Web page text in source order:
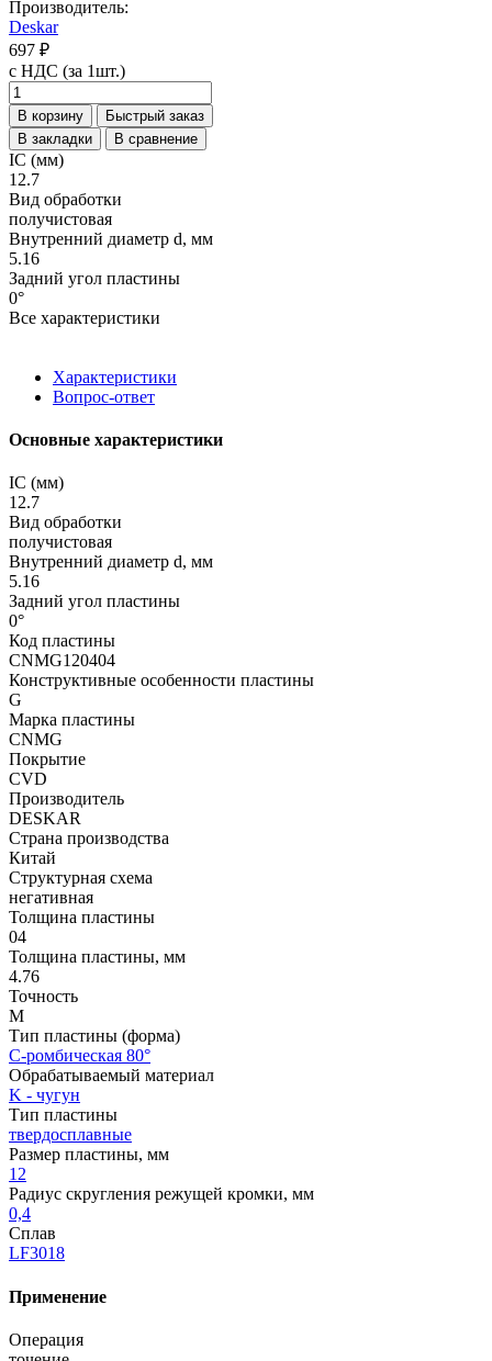
Производитель:
Deskar
697 ₽
с НДС (за 1шт.)
В корзину
Быстрый заказ
В закладки
В сравнение
IC (мм)
12.7
Вид обработки
получистовая
Внутренний диаметр d, мм
5.16
Задний угол пластины
0°
Все характеристики
Характеристики
Вопрос-ответ
Основные характеристики
IC (мм)
12.7
Вид обработки
получистовая
Внутренний диаметр d, мм
5.16
Задний угол пластины
0°
Код пластины
CNMG120404
Конструктивные особенности пластины
G
Марка пластины
CNMG
Покрытие
CVD
Производитель
DESKAR
Страна производства
Китай
Структурная схема
негативная
Толщина пластины
04
Толщина пластины, мм
4.76
Точность
M
Тип пластины (форма)
C-ромбическая 80°
Обрабатываемый материал
K - чугун
Тип пластины
твердосплавные
Размер пластины, мм
12
Радиус скругления режущей кромки, мм
0,4
Сплав
LF3018
Применение
Операция